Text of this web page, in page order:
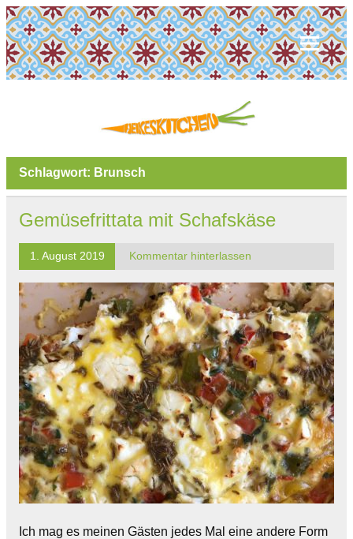
Schlagwort: Brunsch
Gemüsefrittata mit Schafskäse
1. August 2019 Kommentar hinterlassen
Ich mag es meinen Gästen jedes Mal eine andere Form